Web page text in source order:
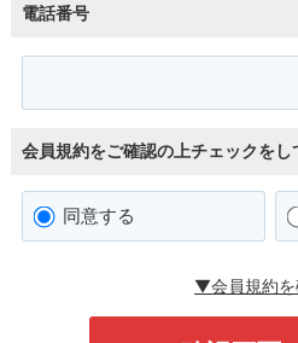
電話番号
会員規約をご確認の上チェックをし
同意する
▼会員規約